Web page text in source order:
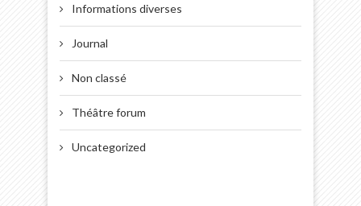
Informations diverses
Journal
Non classé
Théâtre forum
Uncategorized